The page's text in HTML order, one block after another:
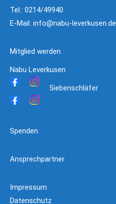
Tel.: 0214/49940
E-Mail: info@nabu-leverkusen.de
Mitglied werden
Nabu Leverkusen
Siebenschläfer
Spenden
Ansprechpartner
Impressum
Datenschutz